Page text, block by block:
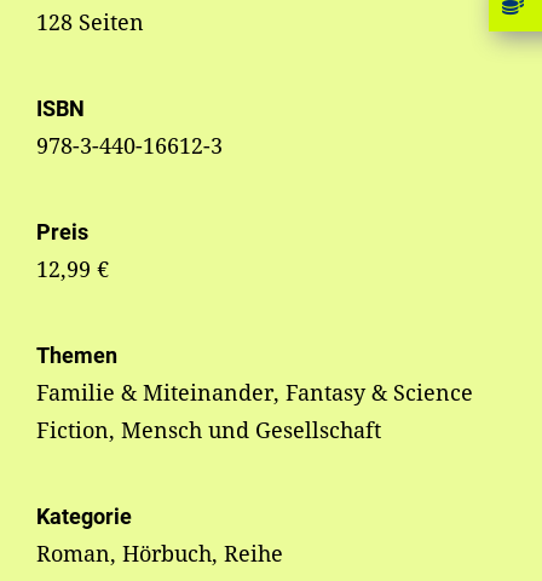
128 Seiten
ISBN
978-3-440-16612-3
Preis
12,99 €
Themen
Familie & Miteinander, Fantasy & Science
Fiction, Mensch und Gesellschaft
Kategorie
Roman, Hörbuch, Reihe